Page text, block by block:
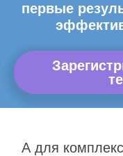
первые
А для